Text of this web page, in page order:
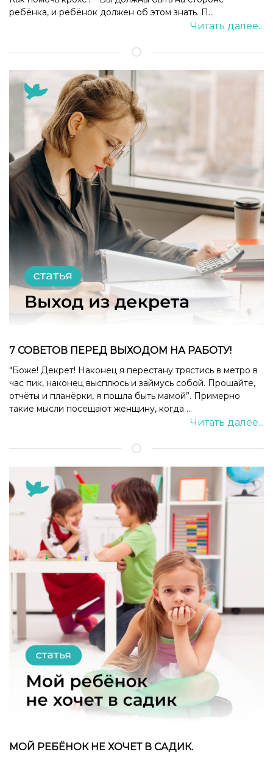
ребёнка, и ребёнок должен об этом знать. П...
Читать далее...
7 СОВЕТОВ ПЕРЕД ВЫХОДОМ НА РАБОТУ!
"Боже! Декрет! Наконец я перестану трястись в метро в
час пик, наконец высплюсь и займусь собой. Прощайте,
отчёты и планёрки, я пошла быть мамой”. Примерно
такие мысли посещают женщину, когда ...
Читать далее...
МОЙ РЕБЁНОК НЕ ХОЧЕТ В САДИК.